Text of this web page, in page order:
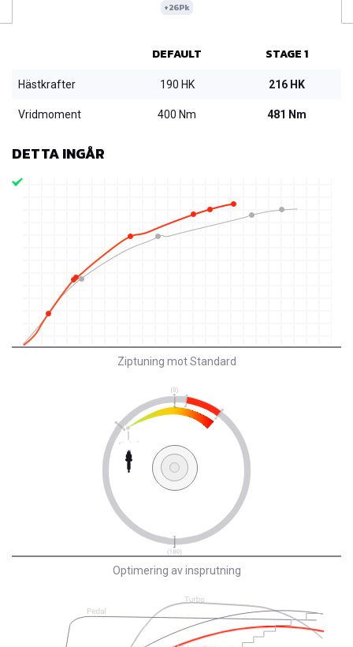
+26Pk
DEFAULT STAGE 1
Hästkrafter 190 HK 216 HK
Vridmoment 400 Nm 481 Nm
DETTA INGÅR
Ziptuning mot Standard
Optimering av insprutning